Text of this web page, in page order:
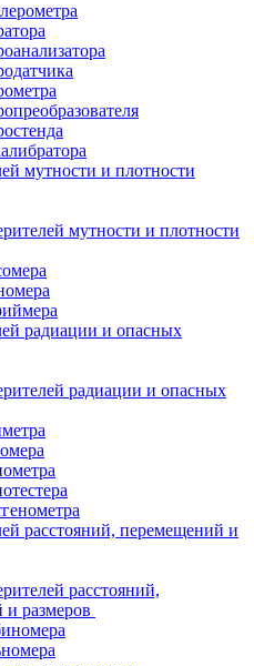
мутности и плотности
мутности и плотности
радиации и опасных
радиации и опасных
расстояний, перемещений и
расстояний,
размеров